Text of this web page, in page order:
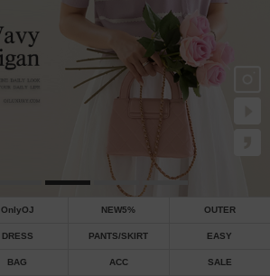
OnlyOJ NEW5% OUTER
DRESS PANTS/SKIRT EASY
BAG ACC SALE